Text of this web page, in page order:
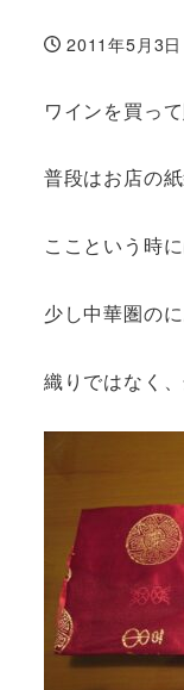
投稿日
2011年5月3日
ワインを買っ
普段はお店の
ここという時
少し中華圏の
織りではなく